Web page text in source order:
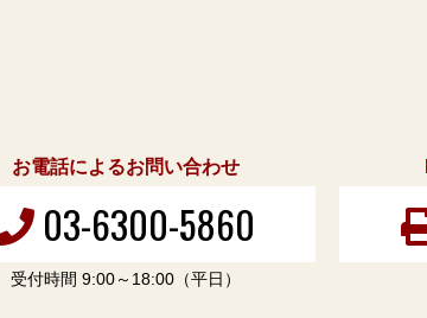
お電話によるお問い合わせ
03-6300-5860
受付時間 9:00～18:00（平日）